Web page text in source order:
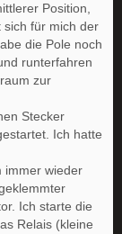
Position,
sich für mich der
die Pole noch
runterfahren
zur
Stecker
Ich hatte
immer wieder
Ich starte die
Relais (kleine